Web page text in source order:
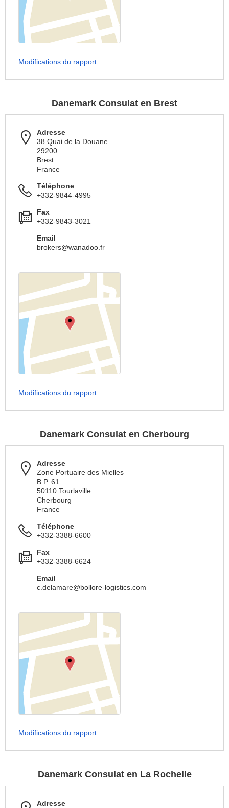
Modifications du rapport
Danemark Consulat en Brest
Adresse
38 Quai de la Douane
29200
Brest
France
Téléphone
+332-9844-4995
Fax
+332-9843-3021
Email
brokers@wanadoo.fr
Modifications du rapport
Danemark Consulat en Cherbourg
Adresse
Zone Portuaire des Mielles
B.P. 61
50110 Tourlaville
Cherbourg
France
Téléphone
+332-3388-6600
Fax
+332-3388-6624
Email
c.delamare@bollore-logistics.com
Modifications du rapport
Danemark Consulat en La Rochelle
Adresse